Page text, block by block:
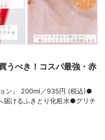
うべき！コスパ最強・赤
ョン』 200ml／935円 (税込)●
届けるふきとり化粧水●グリチ